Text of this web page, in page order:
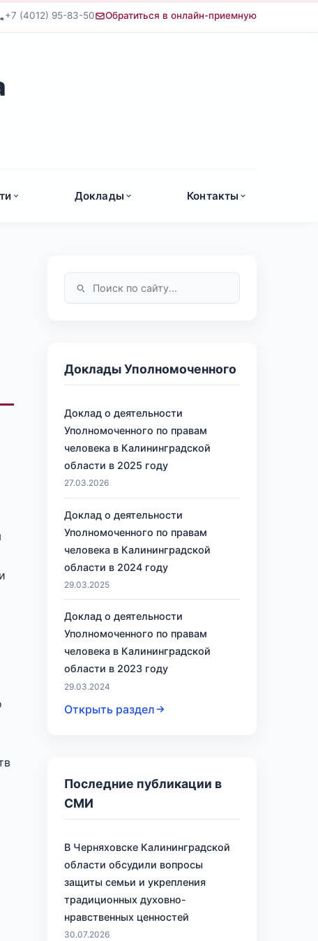
+7 (4012) 95-83-50 Обратиться в онлайн-приемную
Доклады Контакты
Доклады Уполномоченного
Доклад о деятельности
Уполномоченного по правам
человека в Калининградской
области в 2025 году
27.03.2026
Доклад о деятельности
Уполномоченного по правам
человека в Калининградской
области в 2024 году
29.03.2025
Доклад о деятельности
Уполномоченного по правам
человека в Калининградской
области в 2023 году
29.03.2024
Открыть раздел
Последние публикации в
СМИ
В Черняховске Калининградской
области обсудили вопросы
защиты семьи и укрепления
традиционных духовно-
нравственных ценностей
30.07.2026